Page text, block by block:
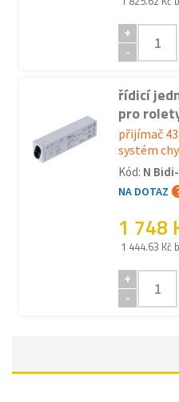
+
-
řídicí
pro
přijímač
systém
Kód: N
NA DOTAZ
1 748
1 444.63 Kč
+
-